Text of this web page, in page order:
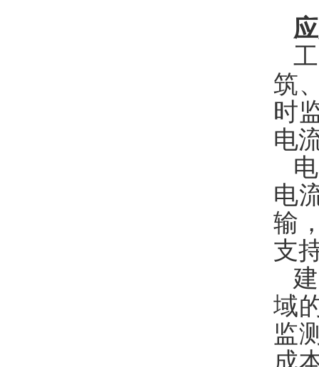
筑
时
电
电
输
支
域
监
成